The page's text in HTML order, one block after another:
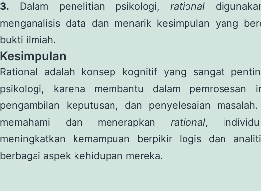
3. Dalam penelitian psikologi,rational
menganalisis data dan menarik kesimpulan yang
bukti ilmiah.
Kesimpulan
Rational adalah konsep kognitif yang sangat
psikologi, karena membantu dalam pemrosesan
pengambilan keputusan, dan penyelesaian
memahami dan menerapkan rational,
meningkatkan kemampuan berpikir logis dan
berbagai aspek kehidupan mereka.